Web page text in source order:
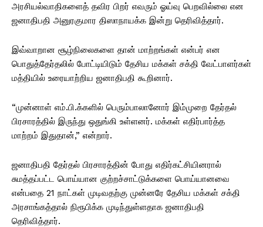
அரசியல்வாதிகளைத் தவிர பிறர் எவரும் ஓய்வு பெறவில்லை என
ஜனாதிபதி அனுரகுமார திஸாநாயக்க இன்று தெரிவித்தார்.
இவ்வாறான சூழ்நிலைகளை தான் மாற்றங்கள் என்பர் என
பொதுத்தேர்தலில் போட்டியிடும் தேசிய மக்கள் சக்தி வேட்பாளர்கள்
மத்தியில் உரையாற்றிய ஜனாதிபதி கூறினார்.
“முன்னாள் எம்.பி.க்களில் பெரும்பாலானோர் இம்முறை தேர்தல்
பிரசாரத்தில் இருந்து ஒதுங்கி உள்ளனர். மக்கள் எதிர்பார்த்த
மாற்றம் இதுதான்,” என்றார்.
ஜனாதிபதி தேர்தல் பிரசாரத்தின் போது எதிர்கட்சியினரால்
சுமத்தப்பட்ட பொய்யான குற்றச்சாட்டுக்களை பொய்யானவை
என்பதை 21 நாட்கள் முடிவதற்கு முன்னரே தேசிய மக்கள் சக்தி
அரசாங்கத்தால் நிரூபிக்க முடிந்துள்ளதாக ஜனாதிபதி
தெரிவித்தார்.